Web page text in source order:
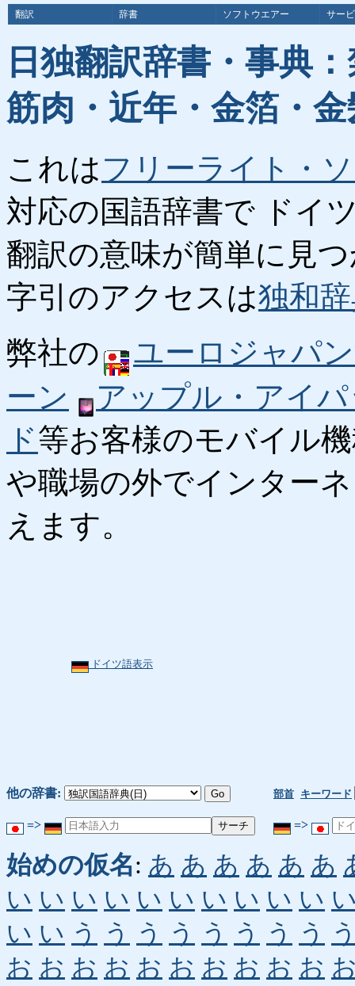
翻訳 辞書 ソフトウエアー サー
日独翻訳辞書・事典
筋肉・近年・金箔・
これはフリーライト・
対応の国語辞書で ドイ
翻訳の意味が簡単に見
字引のアクセスは独和
弊社の
ユーロジャパ
ーン
アップル・アイ
ド等お客様のモバイル
や職場の外でインター
えます。
ドイツ語表示
他の辞書: 部首 キーワード
=> =>
始めの仮名: あ あ あ あ あ あ
い い い い い い い い い い
い い う う う う う う う う
お お お お お お お お お お